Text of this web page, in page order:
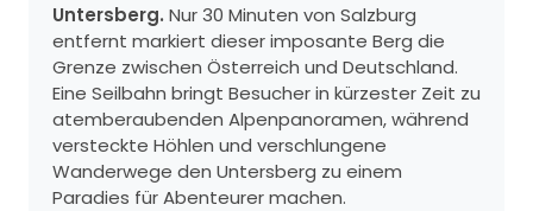
Untersberg. Nur 30 Minuten von Salzburg
entfernt markiert dieser imposante Berg die
Grenze zwischen Österreich und Deutschland.
Eine Seilbahn bringt Besucher in kürzester Zeit zu
atemberaubenden Alpenpanoramen, während
versteckte Höhlen und verschlungene
Wanderwege den Untersberg zu einem
Paradies für Abenteurer machen.